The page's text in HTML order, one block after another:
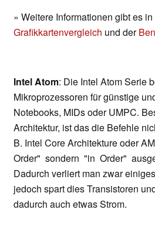
» Weitere Informationen gibt es
Grafikkartenvergleich und der
Intel Atom: Die Intel Atom Serie
Mikroprozessoren für günstige
Notebooks, MIDs oder UMPC.
Architektur, ist das die Befehle
B. Intel Core Architekture oder
Order" sondern "in Order"
Dadurch verliert man zwar
jedoch spart dies Transistoren
dadurch auch etwas Strom.